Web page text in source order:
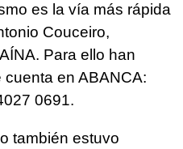
es la vía más rápida
Couceiro,
Para ello han
cuenta en ABANCA:
0691.
también estuvo